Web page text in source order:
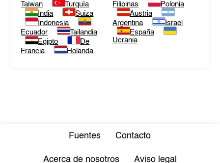
Taiwan
Turquía
India
Suiza
Indonesia
Ecuador
Tailandia
Egipto
De
Francia
Holanda
Filipinas
Polonia
Austria
Argentina
Israel
España
Ucrania
Fuentes Contacto
Acerca de nosotros Aviso legal